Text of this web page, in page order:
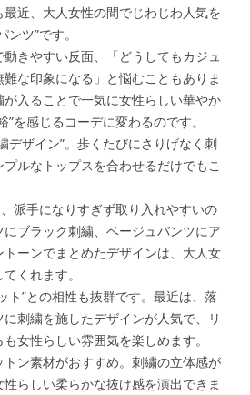
近、大人女性の間でじわじわ人気を
ツ”です。
きやすい反面、「どうしてもカジュ
な印象になる」と悩むこともありま
入ることで一気に女性らしい華やか
”を感じるコーデに変わるのです。
デザイン”。歩くたびにさりげなく刺
ルなトップスを合わせるだけでもこ
派手になりすぎず取り入れやすいの
ブラック刺繍、ベージュパンツにア
ーンでまとめたデザインは、大人女
くれます。
ト”との相性も抜群です。最近は、落
刺繍を施したデザインが人気で、リ
女性らしい雰囲気を楽しめます。
ン素材がおすすめ。刺繍の立体感が
らしい柔らかな抜け感を演出できま